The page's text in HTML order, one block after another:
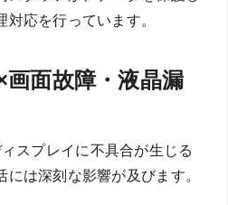
応を行っています。
画面故障・液晶漏
スプレイに不具合が生じる
は深刻な影響が及びます。